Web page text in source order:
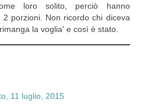
loro solito, perciò hanno
2 porzioni. Non ricordo chi diceva
la voglia' e così è stato.
11 luglio, 2015